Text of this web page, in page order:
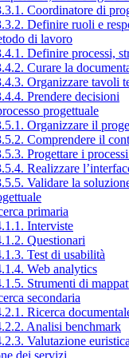
Coordinatore di
Definire ruoli e
di lavoro
Definire processi,
Curare la
Organizzare tavoli
Prendere decisioni
progettuale
Organizzare il
Comprendere il
Progettare i
Realizzare
Validare la
primaria
Interviste
Questionari
Test di usabilità
Web analytics
Strumenti di
secondaria
Ricerca
Analisi benchmark
Valutazione euristica
dei servizi